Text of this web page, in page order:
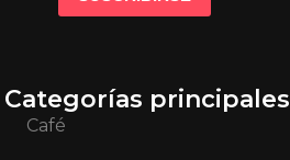
Categorías principales
Café